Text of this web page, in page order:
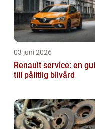
03 juni 2026
Renault service: en
till pålitlig bilvård